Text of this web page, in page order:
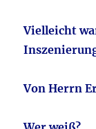
Vielleicht
Von Herrn